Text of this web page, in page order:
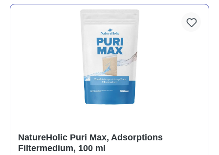
NatureHolic Puri Max, Adsorptions
Filtermedium, 100 ml